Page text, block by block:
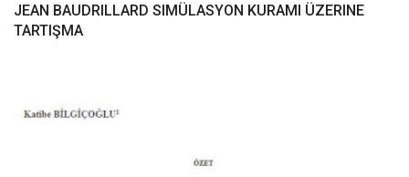
JEAN BAUDRILLARD SIMÜLASYON KURAMI ÜZERINE
TARTIŞMA